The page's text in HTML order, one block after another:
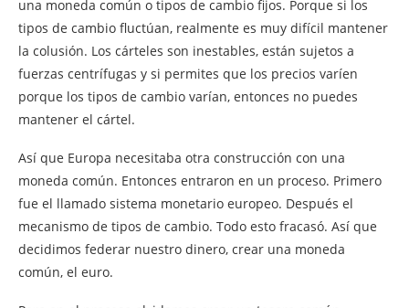
una moneda común o tipos de cambio fijos. Porque si los
tipos de cambio fluctúan, realmente es muy difícil mantener
la colusión. Los cárteles son inestables, están sujetos a
fuerzas centrífugas y si permites que los precios varíen
porque los tipos de cambio varían, entonces no puedes
mantener el cártel.
Así que Europa necesitaba otra construcción con una
moneda común. Entonces entraron en un proceso. Primero
fue el llamado sistema monetario europeo. Después el
mecanismo de tipos de cambio. Todo esto fracasó. Así que
decidimos federar nuestro dinero, crear una moneda
común, el euro.